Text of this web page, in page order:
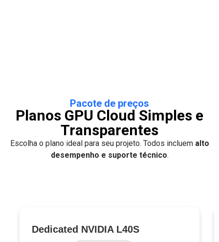
Pacote de preços
Planos GPU Cloud Simples e
Transparentes
Escolha o plano ideal para seu projeto. Todos incluem alto
desempenho e suporte técnico.
Dedicated NVIDIA L40S